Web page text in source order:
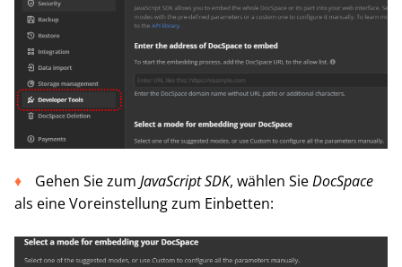
Gehen Sie zum JavaScript SDK, wählen SieDocSpace
als eine Voreinstellung zum Einbetten: